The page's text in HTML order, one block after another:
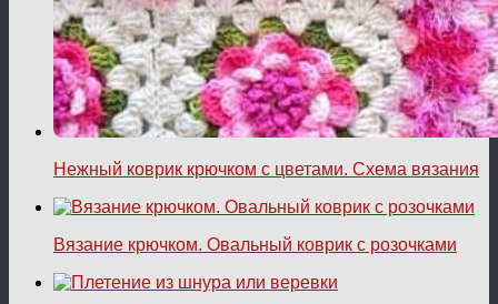
Нежный коврик крючком с цветами. Схема вязания
Вязание крючком. Овальный коврик с розочками